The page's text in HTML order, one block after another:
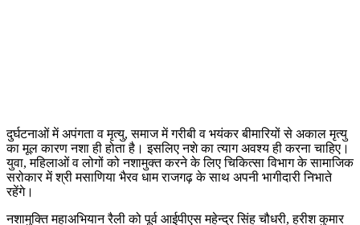
दुर्घटनाओं में अपंगता व मृत्यु, समाज में गरीबी व भयंकर बीमारियों से अकाल मृत्यु
का मूल कारण नशा ही होता है। इसलिए नशे का त्याग अवश्य ही करना चाहिए।
युवा, महिलाओं व लोगों को नशामुक्त करने के लिए चिकित्सा विभाग के सामाजिक
सरोकार में श्री मसाणिया भैरव धाम राजगढ़ के साथ अपनी भागीदारी निभाते
रहेंगे।
नशामुक्ति महाअभियान रैली को पूर्व आईपीएस महेन्द्र सिंह चौधरी, हरीश कुमार